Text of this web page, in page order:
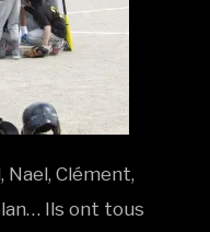
Nael, Clément,
Ils ont tous